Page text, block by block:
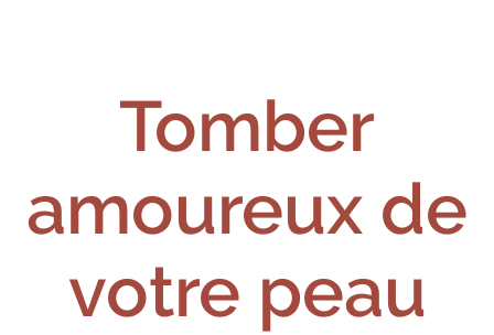
Tomber
amoureux de
votre peau